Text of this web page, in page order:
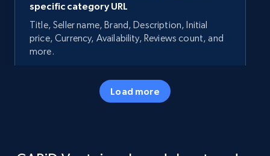
specific category URL
Title, Seller name, Brand, Description, Initial
price, Currency, Availability, Reviews count, and
more.
5.7K+ Comenzar ahora
Load more